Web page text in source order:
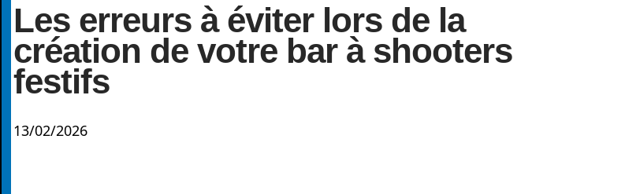
Les erreurs à éviter lors de la
création de votre bar à shooters
festifs
13/02/2026